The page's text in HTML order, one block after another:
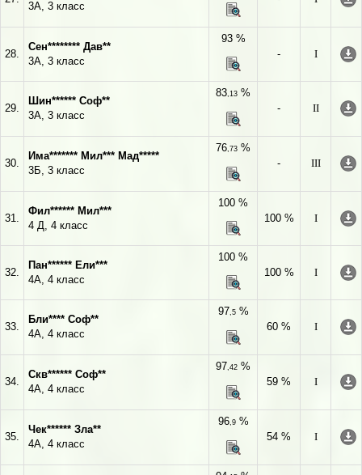
3А, 3 класс
28.
Сен******** Дав**
3А, 3 класс
93 %
-
I
29.
Шин****** Соф**
3А, 3 класс
83,13 %
-
II
30.
Има******* Мил*** Мад*****
3Б, 3 класс
76,73 %
-
III
31.
Фил****** Мил***
4 Д, 4 класс
100 %
100 %
I
32.
Пан****** Ели***
4А, 4 класс
100 %
100 %
I
33.
Бли**** Соф**
4А, 4 класс
97,5%
60 %
I
34.
Скв****** Соф**
4А, 4 класс
97,42 %
59 %
I
35.
Чек****** Зла**
4А, 4 класс
96,9%
54 %
I